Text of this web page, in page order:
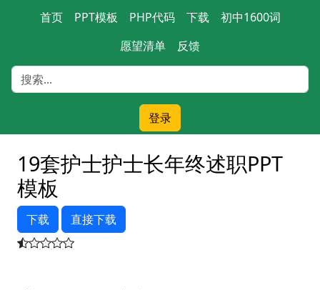
首页 PPT模板 PHP代码 下载
初中1600词
愿望清单
反馈
登录
19套护士护士长年终述职PPT
模板
下载 直接下载